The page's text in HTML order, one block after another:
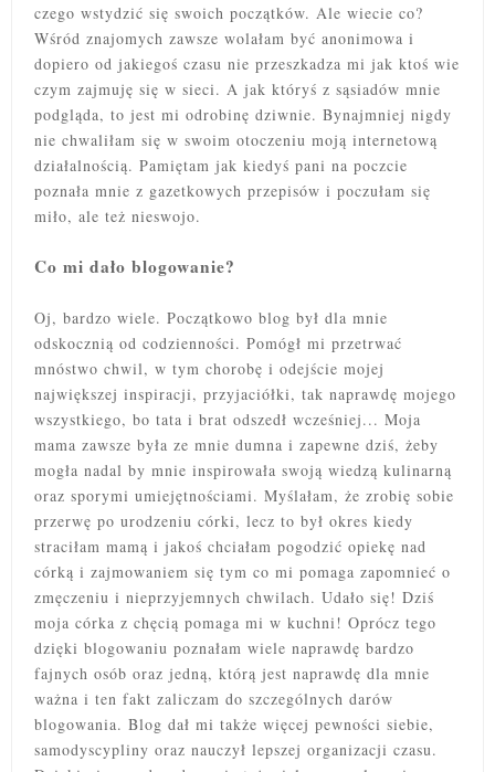
czego wstydzić się swoich początków. Ale wiecie co?
Wśród znajomych zawsze wolałam być anonimowa i
dopiero od jakiegoś czasu nie przeszkadza mi jak ktoś wie
czym zajmuję się w sieci. A jak któryś z sąsiadów mnie
podgląda, to jest mi odrobinę dziwnie. Bynajmniej nigdy
nie chwaliłam się w swoim otoczeniu moją internetową
działalnością. Pamiętam jak kiedyś pani na poczcie
poznała mnie z gazetkowych przepisów i poczułam się
miło, ale też nieswojo.
Co mi dało blogowanie?
Oj, bardzo wiele. Początkowo blog był dla mnie
odskocznią od codzienności. Pomógł mi przetrwać
mnóstwo chwil, w tym chorobę i odejście mojej
największej inspiracji, przyjaciółki, tak naprawdę mojego
wszystkiego, bo tata i brat odszedł wcześniej... Moja
mama zawsze była ze mnie dumna i zapewne dziś, żeby
mogła nadal by mnie inspirowała swoją wiedzą kulinarną
oraz sporymi umiejętnościami. Myślałam, że zrobię sobie
przerwę po urodzeniu córki, lecz to był okres kiedy
straciłam mamą i jakoś chciałam pogodzić opiekę nad
córką i zajmowaniem się tym co mi pomaga zapomnieć o
zmęczeniu i nieprzyjemnych chwilach. Udało się! Dziś
moja córka z chęcią pomaga mi w kuchni! Oprócz tego
dzięki blogowaniu poznałam wiele naprawdę bardzo
fajnych osób oraz jedną, którą jest naprawdę dla mnie
ważna i ten fakt zaliczam do szczególnych darów
blogowania. Blog dał mi także więcej pewności siebie,
samodyscypliny oraz nauczył lepszej organizacji czasu.